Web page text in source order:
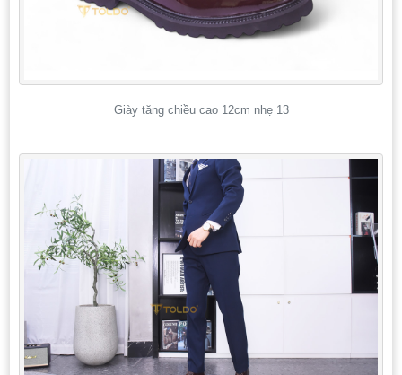
Giày tăng chiều cao 12cm nhẹ 13